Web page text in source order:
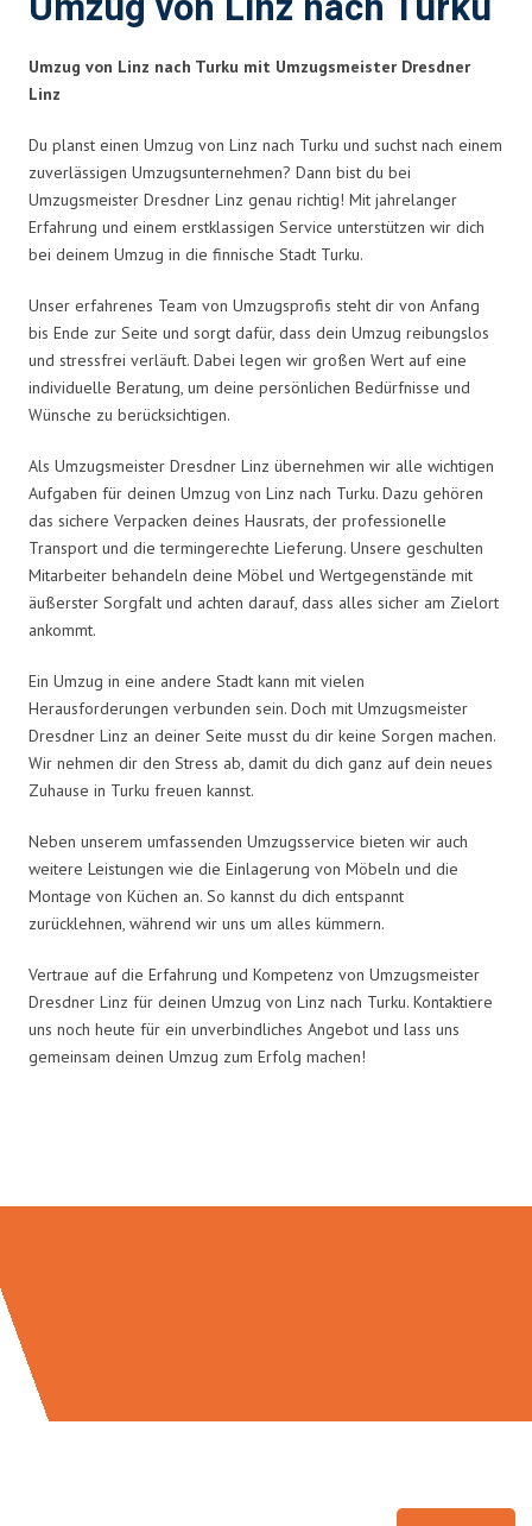
Umzug von Linz nach Turku mit Umzugsmeister Dresdner
Linz
Du planst einen Umzug von Linz nach Turku und suchst nach einem
zuverlässigen Umzugsunternehmen? Dann bist du bei
Umzugsmeister Dresdner Linz genau richtig! Mit jahrelanger
Erfahrung und einem erstklassigen Service unterstützen wir dich
bei deinem Umzug in die finnische Stadt Turku.
Unser erfahrenes Team von Umzugsprofis steht dir von Anfang
bis Ende zur Seite und sorgt dafür, dass dein Umzug reibungslos
und stressfrei verläuft. Dabei legen wir großen Wert auf eine
individuelle Beratung, um deine persönlichen Bedürfnisse und
Wünsche zu berücksichtigen.
Als Umzugsmeister Dresdner Linz übernehmen wir alle wichtigen
Aufgaben für deinen Umzug von Linz nach Turku. Dazu gehören
das sichere Verpacken deines Hausrats, der professionelle
Transport und die termingerechte Lieferung. Unsere geschulten
Mitarbeiter behandeln deine Möbel und Wertgegenstände mit
äußerster Sorgfalt und achten darauf, dass alles sicher am Zielort
ankommt.
Ein Umzug in eine andere Stadt kann mit vielen
Herausforderungen verbunden sein. Doch mit Umzugsmeister
Dresdner Linz an deiner Seite musst du dir keine Sorgen machen.
Wir nehmen dir den Stress ab, damit du dich ganz auf dein neues
Zuhause in Turku freuen kannst.
Neben unserem umfassenden Umzugsservice bieten wir auch
weitere Leistungen wie die Einlagerung von Möbeln und die
Montage von Küchen an. So kannst du dich entspannt
zurücklehnen, während wir uns um alles kümmern.
Vertraue auf die Erfahrung und Kompetenz von Umzugsmeister
Dresdner Linz für deinen Umzug von Linz nach Turku. Kontaktiere
uns noch heute für ein unverbindliches Angebot und lass uns
gemeinsam deinen Umzug zum Erfolg machen!